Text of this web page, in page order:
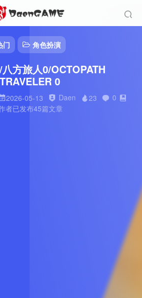
门 角色扮演
方旅人0/OCTOPATH
TRAVELER 0
2026-05-13 Daen 23
0
者已发布45篇文章